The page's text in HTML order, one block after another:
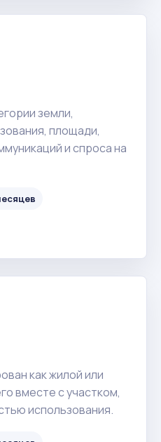
земли,
площади,
и спроса на
как жилой или
вместе с участком,
использования.